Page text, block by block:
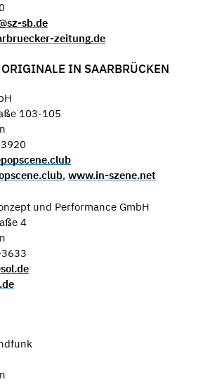
sb.de
zeitung.de
IN SAARBRÜCKEN
103-105
, www.in-szene.net
und Performance GmbH
4